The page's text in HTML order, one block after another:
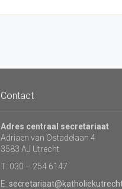
Contact
Adres centraal secretariaat
Adriaen van Ostadelaan 4
3583 AJ Utrecht
T: 030 – 254 6147
E: